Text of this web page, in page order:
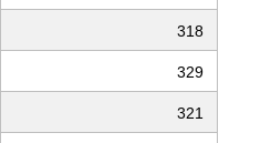
318
329
321